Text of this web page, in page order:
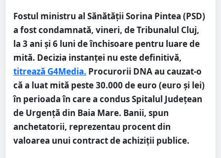
Fostul ministru al Sănătății Sorina Pintea (PSD)
a fost condamnată, vineri, de Tribunalul Cluj,
la 3 ani și 6 luni de închisoare pentru luare de
mită. Decizia instanței nu este definitivă,
titrează G4Media. Procurorii DNA au cauzat-o
că a luat mită peste 30.000 de euro (euro și lei)
în perioada în care a condus Spitalul Județean
de Urgență din Baia Mare. Banii, spun
anchetatorii, reprezentau procent din
valoarea unui contract de achiziții publice.